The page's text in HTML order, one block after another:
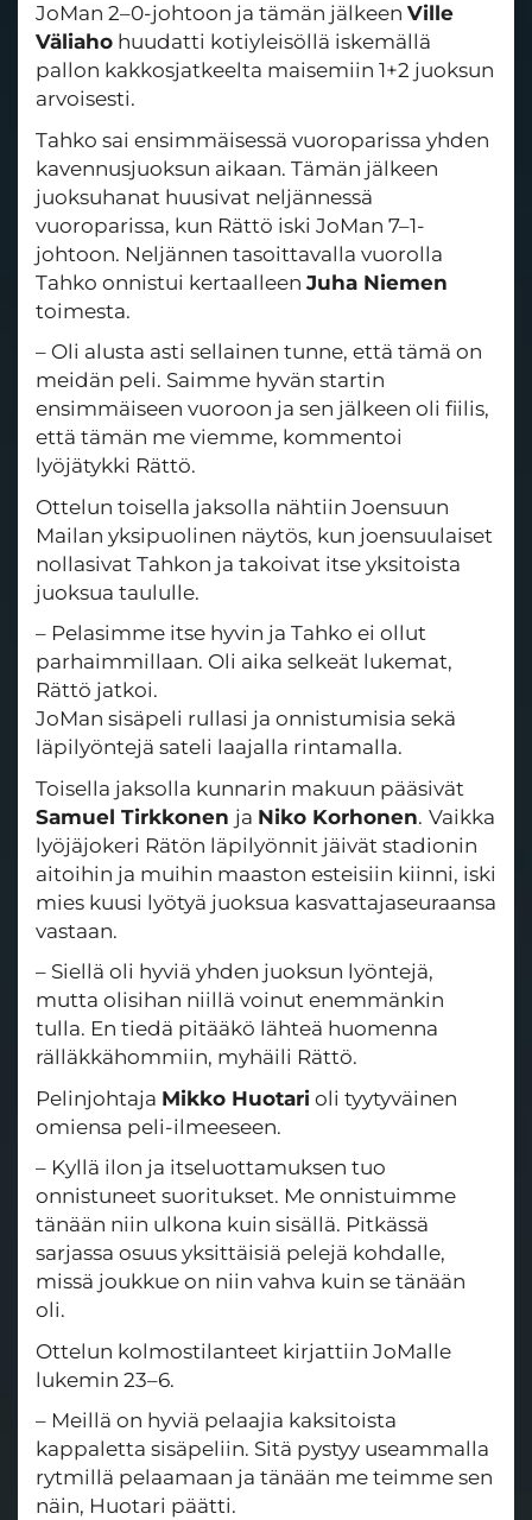
JoMan 2–0-johtoon ja tämän jälkeen Ville
Väliaho huudatti kotiyleisöllä iskemällä
pallon kakkosjatkeelta maisemiin 1+2 juoksun
arvoisesti.
Tahko sai ensimmäisessä vuoroparissa yhden
kavennusjuoksun aikaan. Tämän jälkeen
juoksuhanat huusivat neljännessä
vuoroparissa, kun Rättö iski JoMan 7–1-
johtoon. Neljännen tasoittavalla vuorolla
Tahko onnistui kertaalleen Juha Niemen
toimesta.
– Oli alusta asti sellainen tunne, että tämä on
meidän peli. Saimme hyvän startin
ensimmäiseen vuoroon ja sen jälkeen oli fiilis,
että tämän me viemme, kommentoi
lyöjätykki Rättö.
Ottelun toisella jaksolla nähtiin Joensuun
Mailan yksipuolinen näytös, kun joensuulaiset
nollasivat Tahkon ja takoivat itse yksitoista
juoksua taululle.
– Pelasimme itse hyvin ja Tahko ei ollut
parhaimmillaan. Oli aika selkeät lukemat,
Rättö jatkoi.
JoMan sisäpeli rullasi ja onnistumisia sekä
läpilyöntejä sateli laajalla rintamalla.
Toisella jaksolla kunnarin makuun pääsivät
Samuel Tirkkonen ja Niko Korhonen. Vaikka
lyöjäjokeri Rätön läpilyönnit jäivät stadionin
aitoihin ja muihin maaston esteisiin kiinni, iski
mies kuusi lyötyä juoksua kasvattajaseuraansa
vastaan.
– Siellä oli hyviä yhden juoksun lyöntejä,
mutta olisihan niillä voinut enemmänkin
tulla. En tiedä pitääkö lähteä huomenna
rälläkkähommiin, myhäili Rättö.
Pelinjohtaja Mikko Huotari oli tyytyväinen
omiensa peli-ilmeeseen.
– Kyllä ilon ja itseluottamuksen tuo
onnistuneet suoritukset. Me onnistuimme
tänään niin ulkona kuin sisällä. Pitkässä
sarjassa osuus yksittäisiä pelejä kohdalle,
missä joukkue on niin vahva kuin se tänään
oli.
Ottelun kolmostilanteet kirjattiin JoMalle
lukemin 23–6.
– Meillä on hyviä pelaajia kaksitoista
kappaletta sisäpeliin. Sitä pystyy useammalla
rytmillä pelaamaan ja tänään me teimme sen
näin, Huotari päätti.